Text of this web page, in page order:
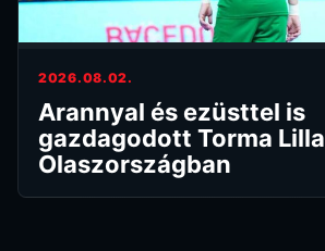
2026.08.02.
Arannyal és ezüsttel is
gazdagodott Torma Lilla
Olaszországban